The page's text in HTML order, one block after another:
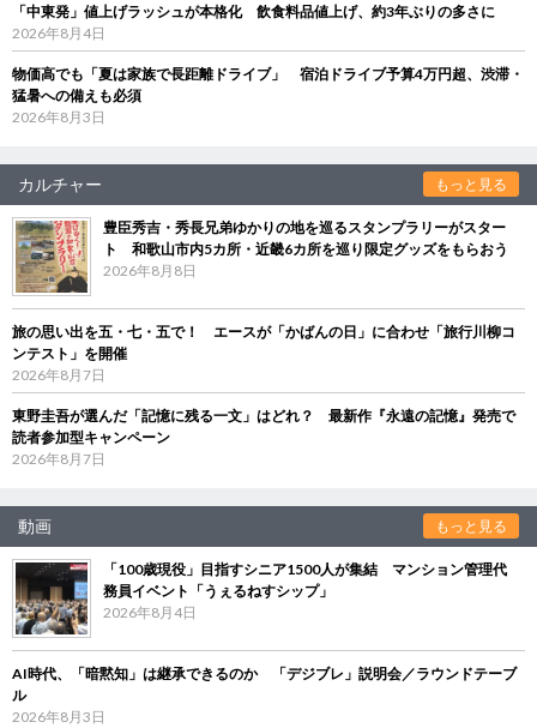
「中東発」値上げラッシュが本格化 飲食料品値上げ、約3年ぶりの多さに
2026年8月4日
物価高でも「夏は家族で長距離ドライブ」 宿泊ドライブ予算4万円超、渋滞・
猛暑への備えも必須
2026年8月3日
カルチャー もっと見る
豊臣秀吉・秀長兄弟ゆかりの地を巡るスタンプラリーがスター
ト 和歌山市内5カ所・近畿6カ所を巡り限定グッズをもらおう
2026年8月8日
旅の思い出を五・七・五で！ エースが「かばんの日」に合わせ「旅行川柳コ
ンテスト」を開催
2026年8月7日
東野圭吾が選んだ「記憶に残る一文」はどれ？ 最新作『永遠の記憶』発売で
読者参加型キャンペーン
2026年8月7日
動画 もっと見る
「100歳現役」目指すシニア1500人が集結 マンション管理代
務員イベント「うぇるねすシップ」
2026年8月4日
AI時代、「暗黙知」は継承できるのか 「デジブレ」説明会／ラウンドテーブ
ル
2026年8月3日